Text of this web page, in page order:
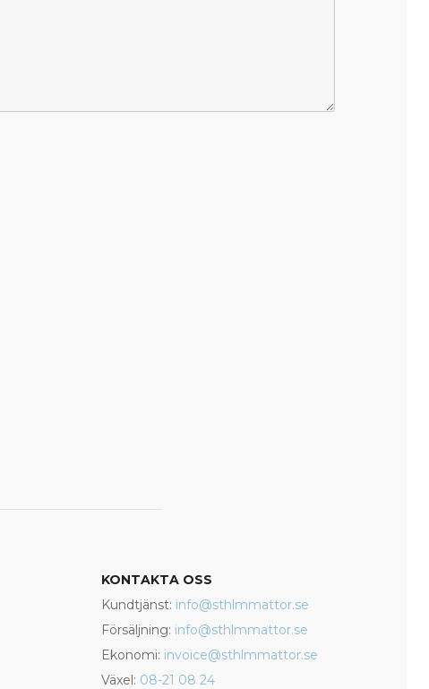
KONTAKTA OSS
Kundtjänst: info@sthlmmattor.se
Försäljning: info@sthlmmattor.se
Ekonomi: invoice@sthlmmattor.se
Växel: 08-21 08 24